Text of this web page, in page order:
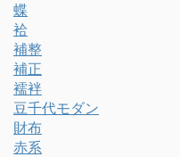
蝶
袷
補整
補正
襦袢
豆千代モダン
財布
赤系